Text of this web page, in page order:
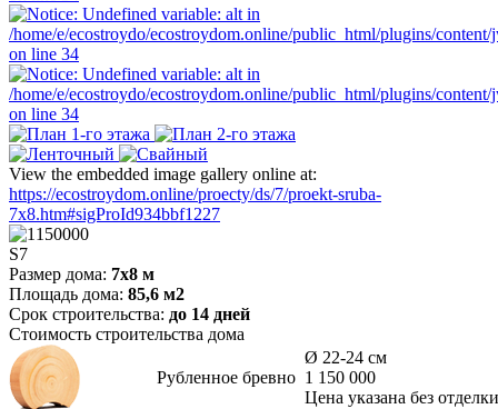
View the embedded image gallery online at:
https://ecostroydom.online/proecty/ds/7/proekt-sruba-
7x8.htm#sigProId934bbf1227
S7
Размер дома: 7х8 м
Площадь дома: 85,6 м2
Срок строительства: до 14 дней
Стоимость строительства дома
Рубленное бревно
Ø 22-24 см
1 150 000
Цена указана без отделки